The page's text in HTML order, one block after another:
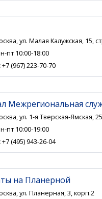
ул. Малая Калужская, 15,
пт 10:00-18:00
+7 (967) 223-70-70
Межрегиональная
ул. 1-я Тверская-Ямская, 25
пт 10:00-19:00
+7 (495) 943-26-04
на Планерной
ул. Планерная, 3, корп.2